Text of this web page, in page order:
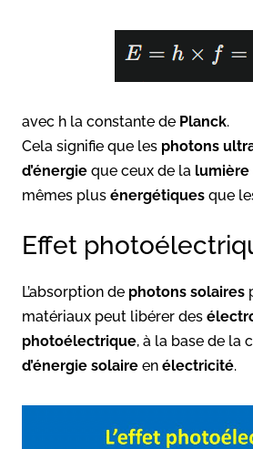
avec h la constante de Planck.
Cela signifie que les photons
d’énergie que ceux de la lumière
mêmes plus énergétiques que
Effet
L’absorption de photons solaires
matériaux peut libérer des
photoélectrique, à la base de la
d’énergie solaire en électricité.